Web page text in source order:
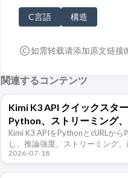
C言語 構造
如需转载请添加原文链接(
関連するコンテンツ
Kimi K3 API クイックスター
Python、ストリーミング
ン、ツール呼び出し
Kimi K3 APIをPythonとcURLから
し、推論強度、ストリーミング、
力、構造化出力、ツール呼び出し
2026-07-18